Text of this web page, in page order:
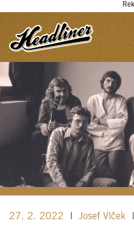
27. 2. 2022 Josef Vlček